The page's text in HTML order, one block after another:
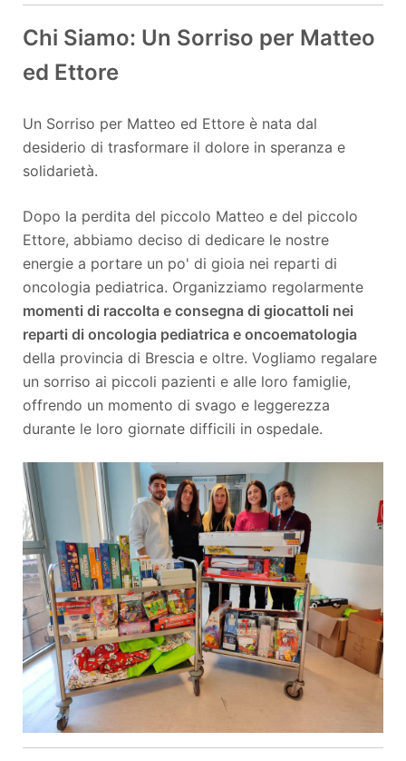
Chi Siamo: Un Sorriso per Matteo
ed Ettore
Un Sorriso per Matteo ed Ettore è nata dal
desiderio di trasformare il dolore in speranza e
solidarietà.
Dopo la perdita del piccolo Matteo e del piccolo
Ettore, abbiamo deciso di dedicare le nostre
energie a portare un po' di gioia nei reparti di
oncologia pediatrica. Organizziamo regolarmente
momenti di raccolta e consegna di giocattoli nei
reparti di oncologia pediatrica e oncoematologia
della provincia di Brescia e oltre. Vogliamo regalare
un sorriso ai piccoli pazienti e alle loro famiglie,
offrendo un momento di svago e leggerezza
durante le loro giornate difficili in ospedale.